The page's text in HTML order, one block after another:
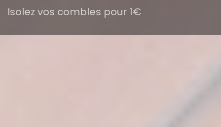
Isolez vos combles pour 1€